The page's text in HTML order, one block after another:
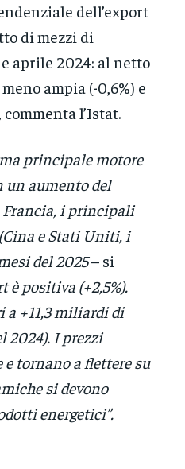
dell’export
di mezzi di
aprile 2024: al netto
ampia (-0,6%) e
l’Istat.
principale motore
un aumento del
Francia, i principali
e Stati Uniti, i
del 2025– si
è positiva (+2,5%).
a +11,3 miliardi di
2024). I prezzi
tornano a flettere su
si devono
energetici”.